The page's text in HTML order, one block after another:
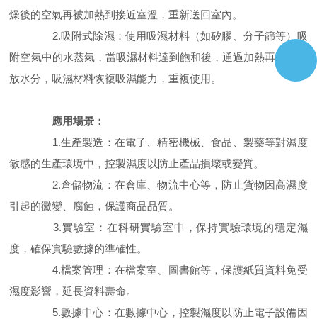
燥後的空氣再被加熱到接近室溫，重新送回室內。
2.吸附式除濕：使用吸濕材料（如矽膠、分子篩等）吸
附空氣中的水蒸氣，當吸濕材料達到飽和後，通過加熱再生，釋
放水分，吸濕材料恢複吸濕能力，重複使用。
應用場景：
1.生產製造：在電子、精密機械、食品、製藥等對濕度
敏感的生產環境中，控製濕度以防止產品損壞或變質。
2.倉儲物流：在倉庫、物流中心等，防止貨物因高濕度
引起的黴變、腐蝕，保護商品品質。
3.實驗室：在科研實驗室中，保持實驗環境的穩定濕
度，確保實驗數據的準確性。
4.檔案管理：在檔案室、圖書館等，保護紙質資料免受
濕度影響，延長資料壽命。
5.數據中心：在數據中心，控製濕度以防止電子設備因